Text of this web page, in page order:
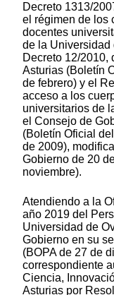
Decreto 1313/
el régimen de los
docentes
de la Universidad
Decreto 12/2010,
Asturias (Boletín
de febrero) y el
acceso a los
universitarios de
el Consejo de
(Boletín Oficial
de 2009),
Gobierno de 20
noviembre).
Atendiendo a la
año 2019 del
Universidad de
Gobierno en su
(BOPA de 27 de
correspondiente
Ciencia,
Asturias por